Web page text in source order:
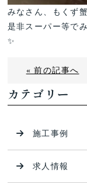
みなさん、もくず
是非スーパー等で
✨
« 前の記事へ
カテゴリー
施工事例
求人情報